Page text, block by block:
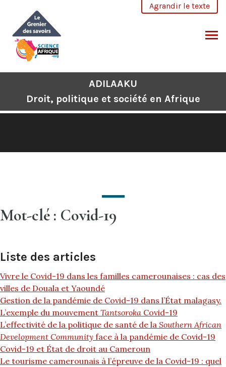
contenu
Agrandir le texte
ADILAAKU
Droit, politique et société en Afrique
Mot-clé : Covid-19
Liste des articles
Vivre le Covid-19 dans les familles camerounaises : cas des
villes de Douala et Yaoundé
Gestion de la pandémie de Covid-19 dans l’État malagasy.
L’exemple du mouvement Tantsoroka Covid-19
L’effectivité de la politique de santé de la Southern African
Development Community face à la pandémie de Covid-19
Covid-19 et État de droit au Cameroun
Le tourisme camerounais à l’épreuve de la Covid-19 : quel